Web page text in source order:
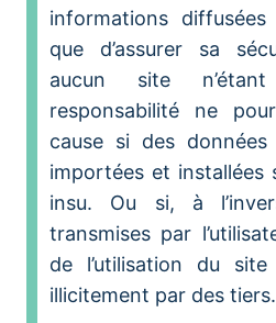
informations
que d’assurer sa
aucun site
responsabilité ne
cause si des données
importées et installées
insu. Ou si, à
transmises par
de l’utilisation du
illicitement par des tiers.